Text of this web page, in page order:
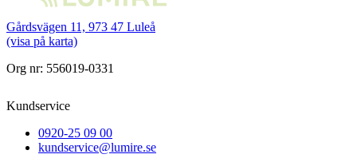
Gårdsvägen 11, 973 47 Luleå
(visa på karta)
Org nr: 556019-0331
Kundservice
0920-25 09 00
kundservice@lumire.se